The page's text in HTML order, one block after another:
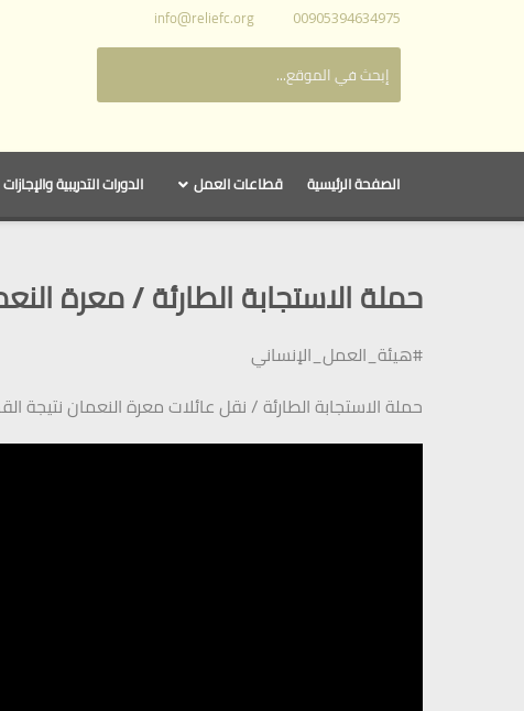
00905394634975
info@reliefc.org
الصفحة الرئيسية قطاعات العمل الدورات التدريبية والإجازات
حملة الاستجابة الطارئة / معرة
#هيئة_العمل_الإنساني
حملة الاستجابة الطارئة / نقل عائلات معرة النعمان